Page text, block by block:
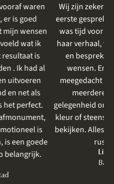
Wij zijn zeker tevreden. Het
eerste gesprek was rustig, er
was tijd voor mijn moeder,
haar verhaal, voor het delen
en bespreken van onze
wensen. Er werd goed
meegedacht en we kregen
meerdere keren de
gelegenheid om nog even een
kleur of steensoort te komen
bekijken. Alles zeer prettig en
rustig.